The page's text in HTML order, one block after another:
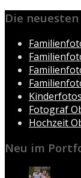
Die
Fotograf
Hochzeit
Neu im